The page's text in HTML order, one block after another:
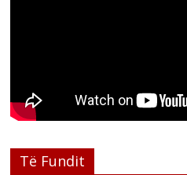
Të Fundit